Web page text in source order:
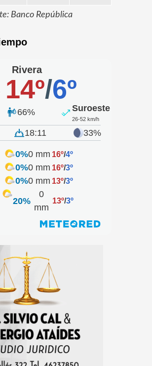
Banco República
Rivera
14º/6º
66% Suroeste
26-52 km/h
18:11 33%
0%0 mm 16º/4º
0%0 mm 16º/3º
0%0 mm 13º/3º
20%
0
mm
13º/3º